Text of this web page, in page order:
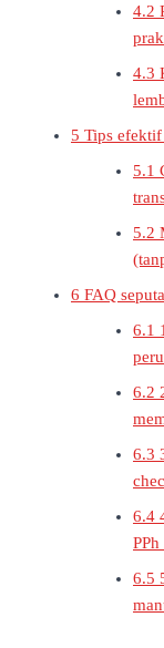
4.2
4.3
5 Tips efektif
5.1
5.2
6 FAQ
6.1
6.2
6.3
6.4
PPh
6.5